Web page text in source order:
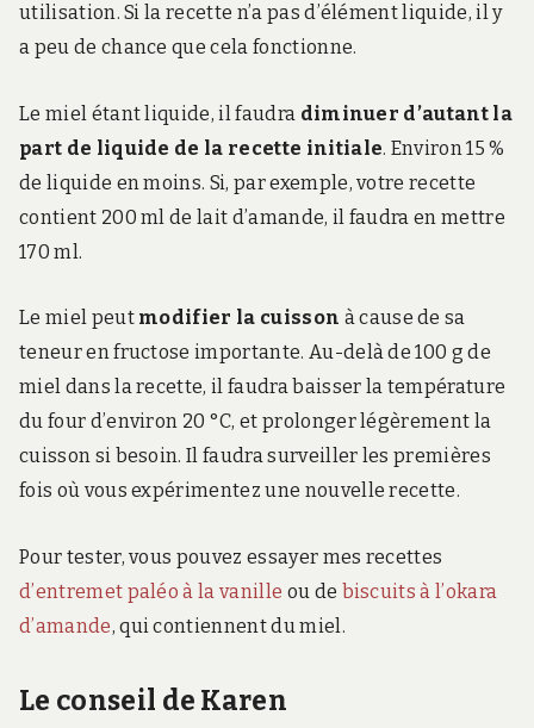
utilisation. Si la recette n’a pas d’élément liquide, il y
a peu de chance que cela fonctionne.
Le miel étant liquide, il faudra diminuer d’autant la
part de liquide de la recette initiale. Environ 15 %
de liquide en moins. Si, par exemple, votre recette
contient 200 ml de lait d’amande, il faudra en mettre
170 ml.
Le miel peut modifier la cuisson à cause de sa
teneur en fructose importante. Au-delà de 100 g de
miel dans la recette, il faudra baisser la température
du four d’environ 20 °C, et prolonger légèrement la
cuisson si besoin. Il faudra surveiller les premières
fois où vous expérimentez une nouvelle recette.
Pour tester, vous pouvez essayer mes recettes
d’entremet paléo à la vanille ou de biscuits à l’okara
d’amande, qui contiennent du miel.
Le conseil de Karen